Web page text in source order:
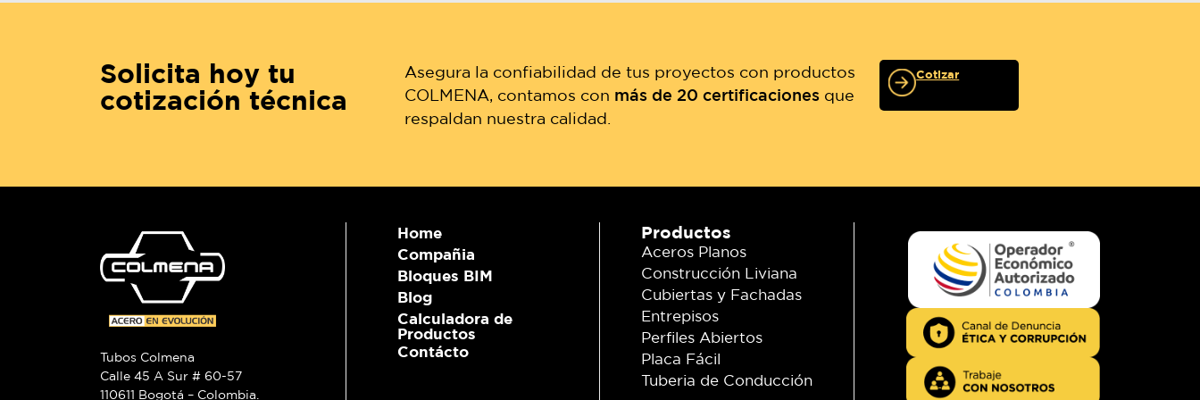
Solicita hoy tu
cotización técnica
Asegura la confiabilidad de tus proyectos con productos
COLMENA, contamos con más de 20 certificaciones que
respaldan nuestra calidad.
Cotizar
Tubos Colmena
Calle 45 A Sur # 60-57
110611 Bogotá – Colombia.
Home
Compañia
Bloques BIM
Blog
Calculadora de
Productos
Contácto
Productos
Aceros Planos
Construcción Liviana
Cubiertas y Fachadas
Entrepisos
Perfiles Abiertos
Placa Fácil
Tuberia de Conducción